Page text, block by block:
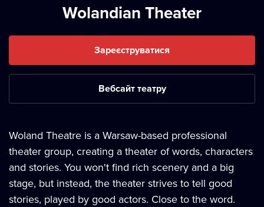
Wolandian Theater
Зареєструватися
Вебсайт театру
Woland Theatre is a Warsaw-based professional
theater group, creating a theater of words, characters
and stories. You won't find rich scenery and a big
stage, but instead, the theater strives to tell good
stories, played by good actors. Close to the word.